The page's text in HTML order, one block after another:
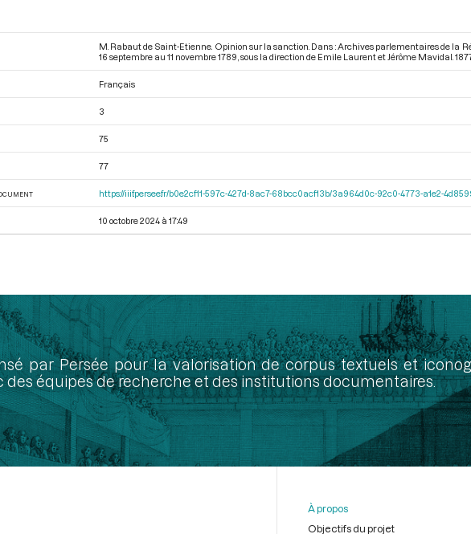
M. Rabaut de Saint-Etienne. Opinion sur la sanction. Dans : Archives parlementaires de la
16 septembre au 11 novembre 1789 , sous la direction de Emile Laurent et Jérôme Mavidal. 1877.
Français
3
75
77
https://iiif.persee.fr/b0e2cf11-597c-427d-8ac7-68bcc0acf13b/3a964d0c-92c0-4773-a1e2-
10 octobre 2024 à 17:49
par Persée pour la valorisation de corpus textuels et
équipes de recherche et des institutions documentaires.
À propos
Objectifs du projet